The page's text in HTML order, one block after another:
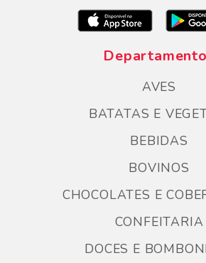
AVES
BATATAS E
BEBIDAS
BOVINOS
CHOCOLATES E
CONFEITARIA
DOCES E